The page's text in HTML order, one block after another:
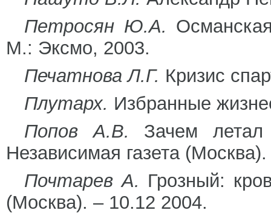
Петросян Ю.А.
М.: Эксмо, 2003.
Печатнова Л.Г. Кризис
Плутарх. Избранные
Попов А.В. Зачем
Независимая газета
Почтарев А. Грозный:
(Москва). – 10.12 2004.